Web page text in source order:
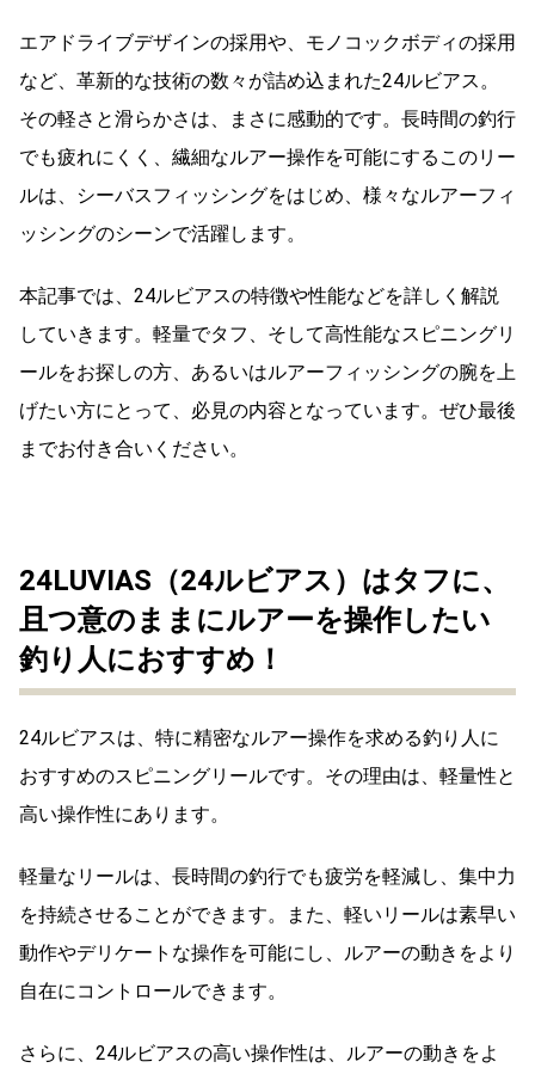
エアドライブデザインの採用や、モノコックボディの採用
など、革新的な技術の数々が詰め込まれた24ルビアス。
その軽さと滑らかさは、まさに感動的です。長時間の釣行
でも疲れにくく、繊細なルアー操作を可能にするこのリー
ルは、シーバスフィッシングをはじめ、様々なルアーフィ
ッシングのシーンで活躍します。
本記事では、24ルビアスの特徴や性能などを詳しく解説
していきます。軽量でタフ、そして高性能なスピニングリ
ールをお探しの方、あるいはルアーフィッシングの腕を上
げたい方にとって、必見の内容となっています。ぜひ最後
までお付き合いください。
24LUVIAS（24ルビアス）はタフに、
且つ意のままにルアーを操作したい
釣り人におすすめ！
24ルビアスは、特に精密なルアー操作を求める釣り人に
おすすめのスピニングリールです。その理由は、軽量性と
高い操作性にあります。
軽量なリールは、長時間の釣行でも疲労を軽減し、集中力
を持続させることができます。また、軽いリールは素早い
動作やデリケートな操作を可能にし、ルアーの動きをより
自在にコントロールできます。
さらに、24ルビアスの高い操作性は、ルアーの動きをよ